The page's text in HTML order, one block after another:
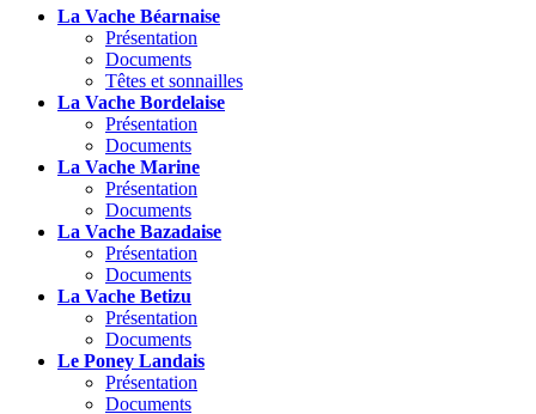
La Vache Béarnaise
Présentation
Documents
Têtes et sonnailles
La Vache Bordelaise
Présentation
Documents
La Vache Marine
Présentation
Documents
La Vache Bazadaise
Présentation
Documents
La Vache Betizu
Présentation
Documents
Le Poney Landais
Présentation
Documents